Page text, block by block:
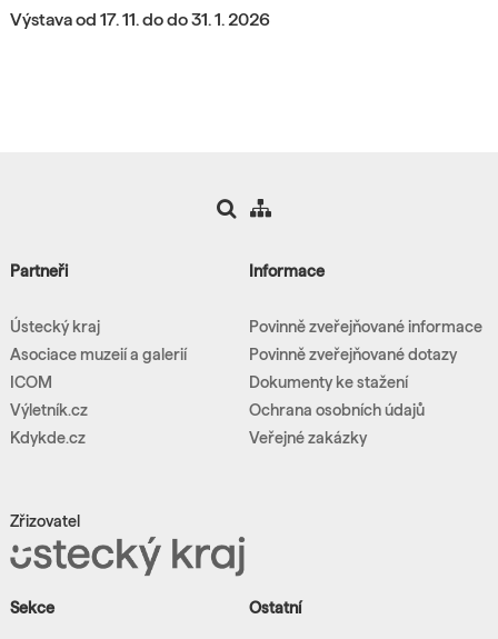
Výstava od 17. 11. do do 31. 1. 2026
Partneři
Ústecký kraj
Asociace muzeií a galerií
ICOM
Výletník.cz
Kdykde.cz
Zřizovatel
Informace
Povinně zveřejňované informace
Povinně zveřejňované dotazy
Dokumenty ke stažení
Ochrana osobních údajů
Veřejné zakázky
Sekce Ostatní